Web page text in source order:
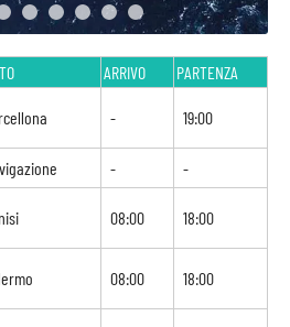
ARRIVO PARTENZA
- 19:00
- -
08:00 18:00
08:00 18:00